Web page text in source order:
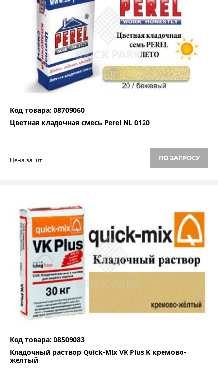
Код товара: 08709060
Цветная кладочная смесь Perel NL 0120
Цена за шт ПО ЗАПРОСУ
Код товара: 08509083
Кладочный раствор Quick-Mix VK Plus.K кремово-
желтый